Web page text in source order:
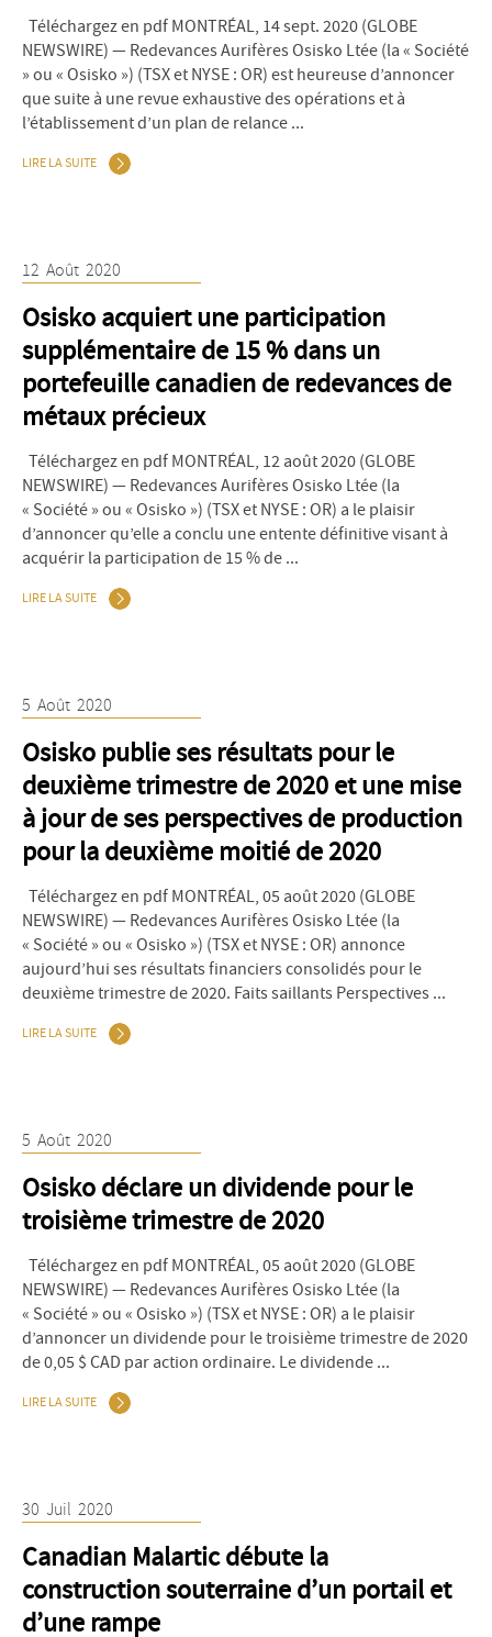
Téléchargez en pdf MONTRÉAL, 14 sept. 2020 (GLOBE
NEWSWIRE) — Redevances Aurifères Osisko Ltée (la « Société
» ou « Osisko ») (TSX et NYSE : OR) est heureuse d’annoncer
que suite à une revue exhaustive des opérations et à
l’établissement d’un plan de relance ...
LIRE LA SUITE
12 Août 2020
Osisko acquiert une participation
supplémentaire de 15 % dans un
portefeuille canadien de redevances de
métaux précieux
Téléchargez en pdf MONTRÉAL, 12 août 2020 (GLOBE
NEWSWIRE) — Redevances Aurifères Osisko Ltée (la
« Société » ou « Osisko ») (TSX et NYSE : OR) a le plaisir
d’annoncer qu’elle a conclu une entente définitive visant à
acquérir la participation de 15 % de ...
LIRE LA SUITE
5 Août 2020
Osisko publie ses résultats pour le
deuxième trimestre de 2020 et une mise
à jour de ses perspectives de production
pour la deuxième moitié de 2020
Téléchargez en pdf MONTRÉAL, 05 août 2020 (GLOBE
NEWSWIRE) — Redevances Aurifères Osisko Ltée (la
« Société » ou « Osisko ») (TSX et NYSE : OR) annonce
aujourd’hui ses résultats financiers consolidés pour le
deuxième trimestre de 2020. Faits saillants Perspectives ...
LIRE LA SUITE
5 Août 2020
Osisko déclare un dividende pour le
troisième trimestre de 2020
Téléchargez en pdf MONTRÉAL, 05 août 2020 (GLOBE
NEWSWIRE) — Redevances Aurifères Osisko Ltée (la
« Société » ou « Osisko ») (TSX et NYSE : OR) a le plaisir
d’annoncer un dividende pour le troisième trimestre de 2020
de 0,05 $ CAD par action ordinaire. Le dividende ...
LIRE LA SUITE
30 Juil 2020
Canadian Malartic débute la
construction souterraine d’un portail et
d’une rampe